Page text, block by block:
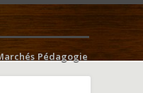
Pédagogie